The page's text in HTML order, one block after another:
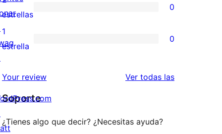
estrellas
de
3
estrellas
0
valoraciones
de
estrellas
estrellas
0
0
de
estrellas
1
estrella
0
Your review Ver todas lasvaloraciones
Soporte
¿Tienes algo que decir? ¿Necesitas ayuda?